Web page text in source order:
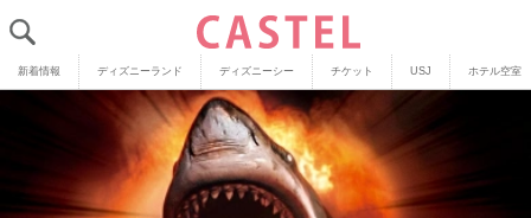
新着情報 ディズニーランド ディズニーシー チケット USJ ホテル空室